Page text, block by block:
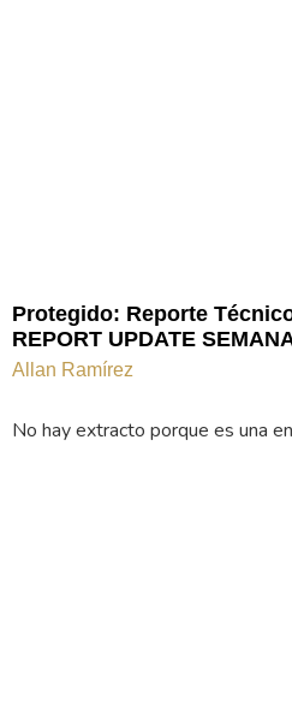
Protegido: Reporte
REPORT UPDATE
Allan Ramírez
No hay extracto porque es una